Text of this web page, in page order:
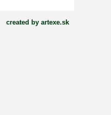
created by artexe.sk